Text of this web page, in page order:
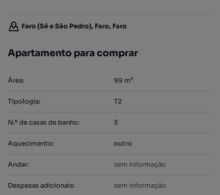
Faro (Sé e São Pedro), Faro, Faro
Apartamento para comprar
Área: 99 m²
Tipologia: T2
N.º de casas de banho: 3
Aquecimento: outro
Andar: sem informação
Despesas adicionais: sem informação